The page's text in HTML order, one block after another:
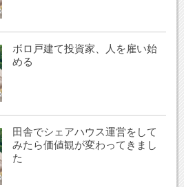
ボロ戸建て投資家、人を雇い始
める
田舎でシェアハウス運営をして
みたら価値観が変わってきまし
た